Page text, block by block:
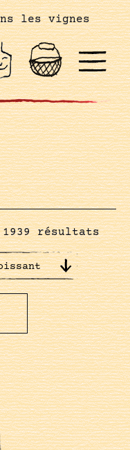
les vignes
résultats